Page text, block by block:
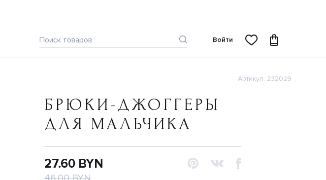
Войти
Артикул: 232029
БРЮКИ-ДЖОГГЕРЫ
ДЛЯ МАЛЬЧИКА
27.60 BYN